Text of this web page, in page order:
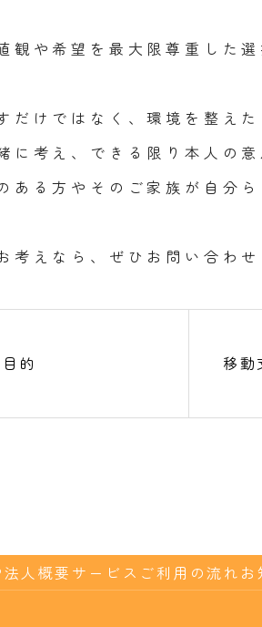
や希望を最大限尊重した選
だけではなく、環境を整え
に考え、できる限り本人の
ある方やそのご家族が自分
えなら、ぜひお問い合わせ
的 移動
法人概要 サービス ご利用の流れ お